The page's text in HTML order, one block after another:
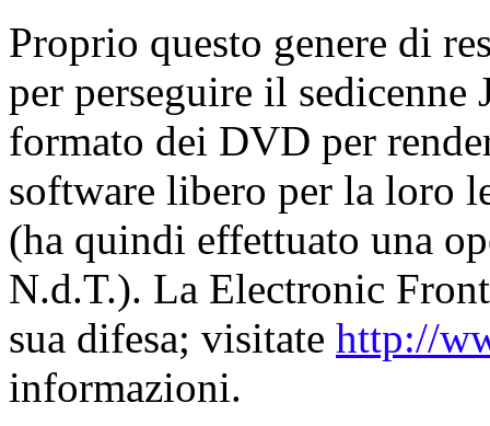
Proprio questo genere di
per perseguire il sedicenne
formato dei DVD per
software libero per la loro
(ha quindi effettuato una
N.d.T.). La Electronic
sua difesa; visitate http://
informazioni.